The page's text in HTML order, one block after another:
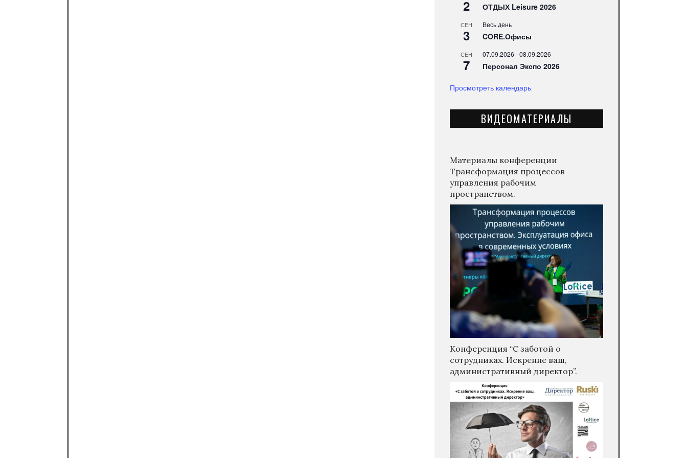
2 ОТДЫХ Leisure 2026
СЕН
3
Весь день
CORE.Офисы
СЕН
7
07.09.2026 -08.09.2026
Персонал Экспо 2026
Просмотреть календарь
ВИДЕОМАТЕРИАЛЫ
Материалы конференции
Трансформация процессов
управления рабочим
пространством.
Конференция “С заботой о
сотрудниках. Искренне ваш,
административный директор”.